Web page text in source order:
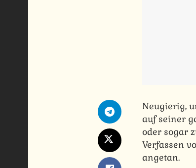
Neugierig,
auf seiner
oder sogar
Verfassen
angetan.